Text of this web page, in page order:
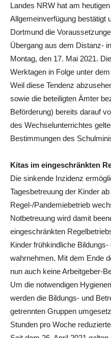
Landes NRW hat am
Allgemeinverfügung bestätigt
Dortmund die
Übergang aus dem Distanz-
Montag, den 17. Mai 2021.
Werktagen in Folge unter
Weil diese Tendenz
sowie die beteiligten Ämter
Beförderung) bereits darauf
des Wechselunterrichtes
Bestimmungen des
Kitas im eingeschränkten
Die sinkende Inzidenz
Tagesbetreuung der Kinder
Regel-/Pandemiebetrieb
Notbetreuung wird damit
eingeschränkten
Kinder frühkindliche
wahrnehmen. Mit dem Ende
nun auch keine Arbeitgeber-
Um die notwendigen
werden die Bildungs- und
getrennten Gruppen
Stunden pro Woche